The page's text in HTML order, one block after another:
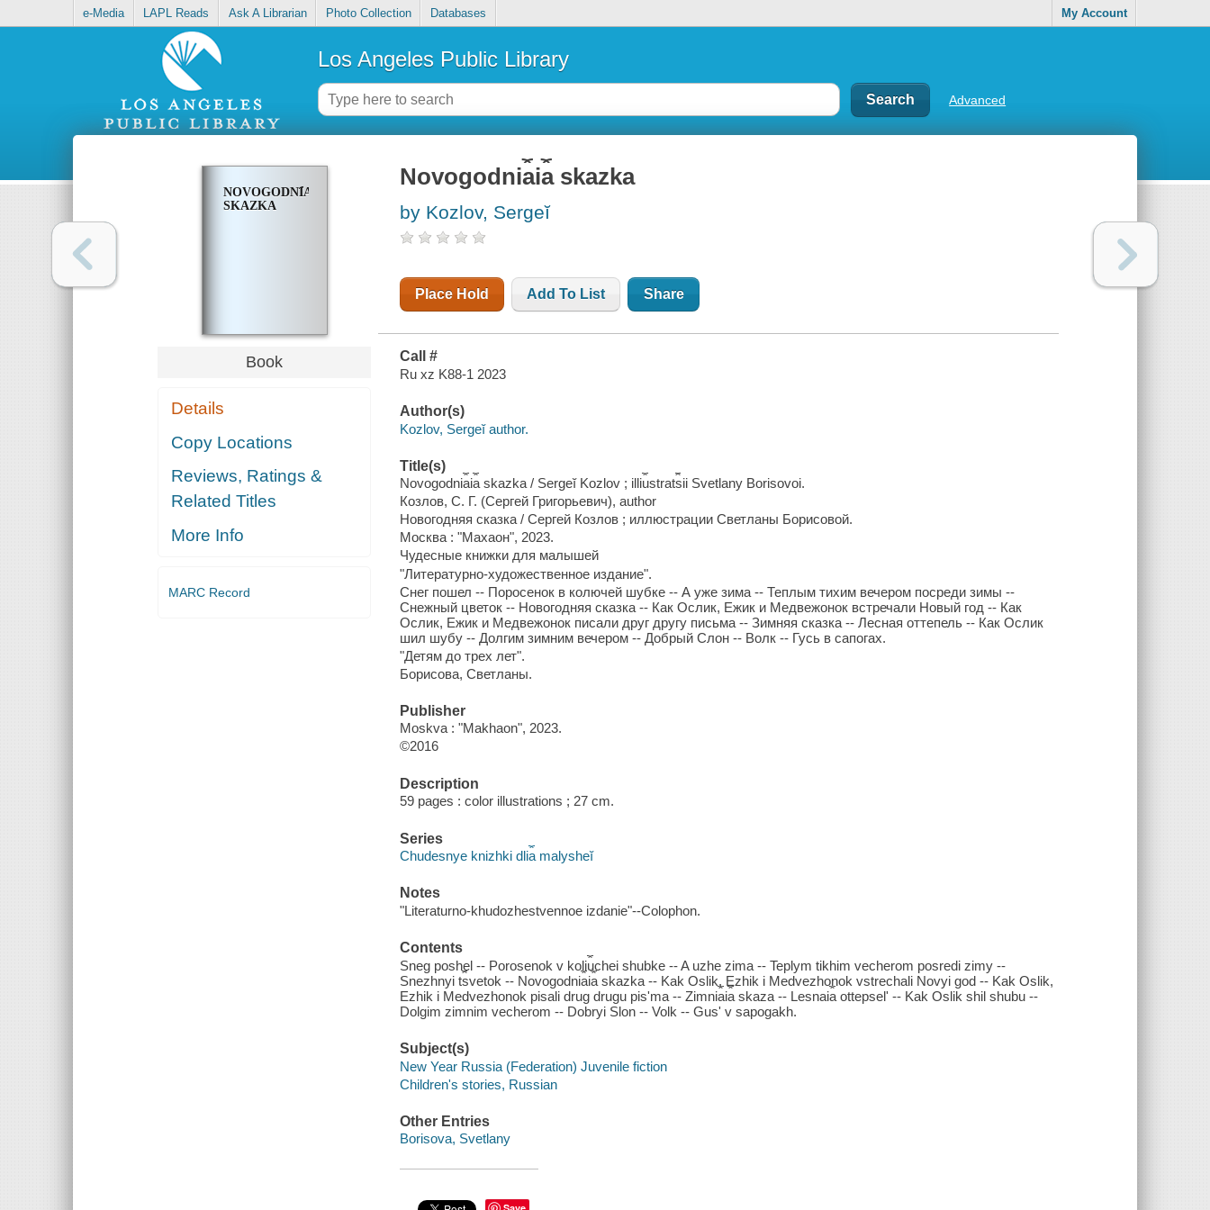
e-Media LAPL Reads Ask A Librarian Photo Collection Databases My Account
Los Angeles Public Library
Advanced
NOVOGODNI︠A︡I︠A︡
SKAZKA
Book
Details
Copy Locations
Reviews, Ratings &
Related Titles
More Info
MARC Record
Novogodni︠a︡i︠a︡ skazka
by Kozlov, Sergeĭ
Place Hold Add To List Share
Call #
Ru xz K88-1 2023
Author(s)
Kozlov, Sergeĭ author.
Title(s)
Novogodni︠a︡i︠a︡ skazka / Sergeĭ Kozlov ; illi︠u︡strat︠s︡ii Svetlany Borisovoi.
Козлов, С. Г. (Сергей Григорьевич), author
Новогодняя сказка / Сергей Козлов ; иллюстрации Светланы Борисовой.
Москва : "Махаон", 2023.
Чудесные книжки для малышей
"Литературно-художественное издание".
Снег пошел -- Поросенок в колючей шубке -- А уже зима -- Теплым тихим вечером посреди зимы --
Снежный цветок -- Новогодняя сказка -- Как Ослик, Ежик и Медвежонок встречали Новый год -- Как
Ослик, Ежик и Медвежонок писали друг другу письма -- Зимняя сказка -- Лесная оттепель -- Как Ослик
шил шубу -- Долгим зимним вечером -- Добрый Слон -- Волк -- Гусь в сапогах.
"Детям до трех лет".
Борисовa, Светланы.
Publisher
Moskva : "Makhaon", 2023.
©2016
Description
59 pages : color illustrations ; 27 cm.
Series
Chudesnye knizhki dli︠a︡ malysheĭ
Notes
"Literaturno-khudozhestvennoe izdanie"--Colophon.
Contents
Sneg poshel -- Porosenok v koli︠u︡chei shubke -- A uzhe zima -- Teplym tikhim vecherom posredi zimy --
Snezhnyi t︠s︡vetok -- Novogodni︠a︡i︠a︡ skazka -- Kak Oslik, Ezhik i Medvezhonok vstrechali Novyi god -- Kak Oslik,
Ezhik i Medvezhonok pisali drug drugu pis'ma -- Zimni︠a︡i︠a︡ skaza -- Lesnai︠a︡ ottepsel' -- Kak Oslik shil shubu --
Dolgim zimnim vecherom -- Dobryi Slon -- Volk -- Gus' v sapogakh.
Subject(s)
New Year Russia (Federation) Juvenile fiction
Children's stories, Russian
Other Entries
Borisova, Svetlany